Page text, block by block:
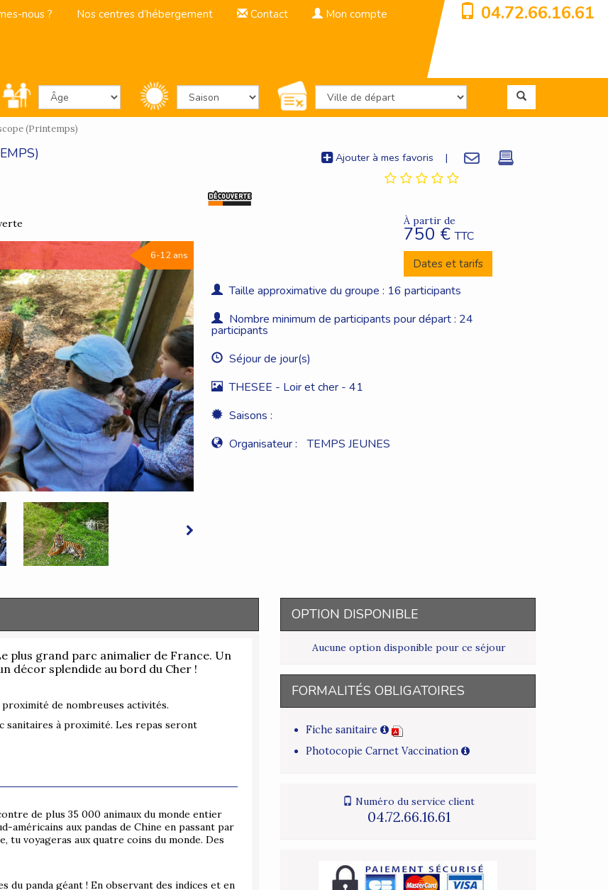
04.72.66.16.61
nous ? Nos centres d’hébergement Contact Mon compte
(Printemps)
Ajouter à mes favoris |
6-12 ans
À partir de
750 €TTC
Dates et tarifs
Taille approximative du groupe : 16 participants
Nombre minimum de participants pour départ : 24
participants
Séjour de jour(s)
THESEE - Loir et cher - 41
Saisons :
Organisateur :
TEMPS JEUNES
plus grand parc animalier de France. Un
décor splendide au bord du Cher !
de nombreuses activités.
sanitaires à proximité. Les repas seront
de plus 35 000 animaux du monde entier
américains aux pandas de Chine en passant par
tu voyageras aux quatre coins du monde. Des
panda géant ! En observant des indices et en
OPTION DISPONIBLE
Aucune option disponible pour ce séjour
FORMALITÉS OBLIGATOIRES
Fiche sanitaire
Photocopie Carnet Vaccination
Numéro du service client
04.72.66.16.61